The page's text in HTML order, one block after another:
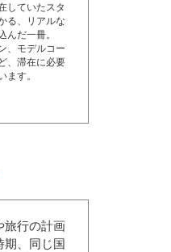
していたスタ
る、リアルな
んだ一冊。
、モデルコー
、滞在に必要
ます。
旅行の計画
期、同じ国